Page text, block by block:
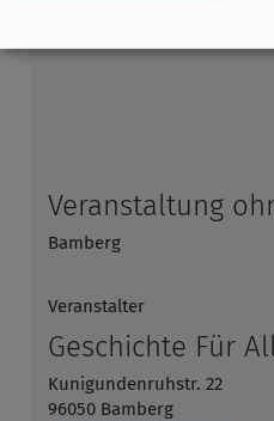
Veranstaltung
Bamberg
Veranstalter
Geschichte Für
Kunigundenruhstr. 22
96050 Bamberg